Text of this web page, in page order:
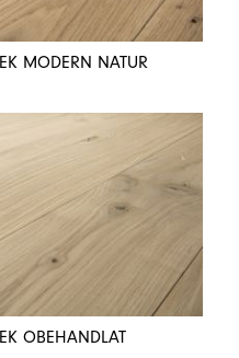
EK MODERN NATUR
EK OBEHANDLAT